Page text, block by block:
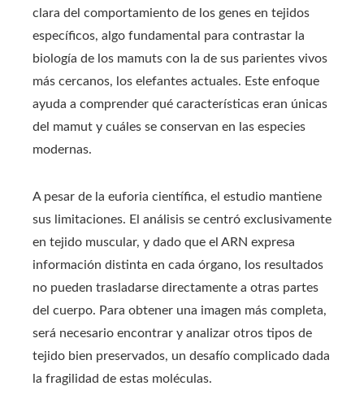
clara del comportamiento de los genes en tejidos
específicos, algo fundamental para contrastar la
biología de los mamuts con la de sus parientes vivos
más cercanos, los elefantes actuales. Este enfoque
ayuda a comprender qué características eran únicas
del mamut y cuáles se conservan en las especies
modernas.
A pesar de la euforia científica, el estudio mantiene
sus limitaciones. El análisis se centró exclusivamente
en tejido muscular, y dado que el ARN expresa
información distinta en cada órgano, los resultados
no pueden trasladarse directamente a otras partes
del cuerpo. Para obtener una imagen más completa,
será necesario encontrar y analizar otros tipos de
tejido bien preservados, un desafío complicado dada
la fragilidad de estas moléculas.